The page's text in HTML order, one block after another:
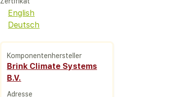
English
Deutsch
Komponentenhersteller
Brink Climate Systems
B.V.
Adresse